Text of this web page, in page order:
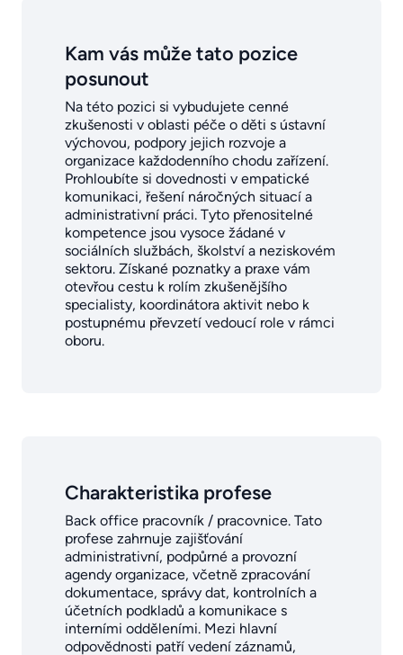
Kam vás může tato pozice
posunout
Na této pozici si vybudujete cenné
zkušenosti v oblasti péče o děti s ústavní
výchovou, podpory jejich rozvoje a
organizace každodenního chodu zařízení.
Prohloubíte si dovednosti v empatické
komunikaci, řešení náročných situací a
administrativní práci. Tyto přenositelné
kompetence jsou vysoce žádané v
sociálních službách, školství a neziskovém
sektoru. Získané poznatky a praxe vám
otevřou cestu k rolím zkušenějšího
specialisty, koordinátora aktivit nebo k
postupnému převzetí vedoucí role v rámci
oboru.
Charakteristika profese
Back office pracovník / pracovnice. Tato
profese zahrnuje zajišťování
administrativní, podpůrné a provozní
agendy organizace, včetně zpracování
dokumentace, správy dat, kontrolních a
účetních podkladů a komunikace s
interními odděleními. Mezi hlavní
odpovědnosti patří vedení záznamů,